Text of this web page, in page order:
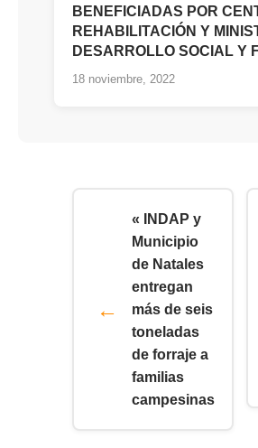
BENEFICIADAS POR
REHABILITACIÓN Y
DESARROLLO SOCIAL Y
18 noviembre, 2022
« INDAP y
Municipio
de Natales
entregan
más de seis
toneladas
de forraje a
familias
campesinas